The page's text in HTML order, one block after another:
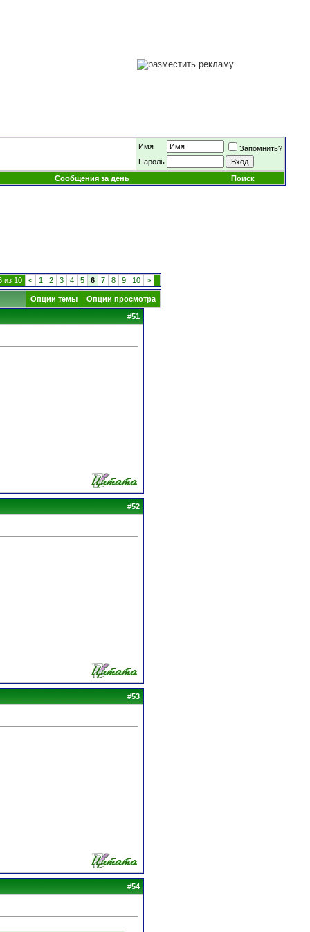
Имя
Запомнить?
Пароль
Сообщения за день
Поиск
из 10 < 1 2 3 4 5 6 7 8 9 10 >
Опции темы Опции просмотра
#51
#52
#53
#54